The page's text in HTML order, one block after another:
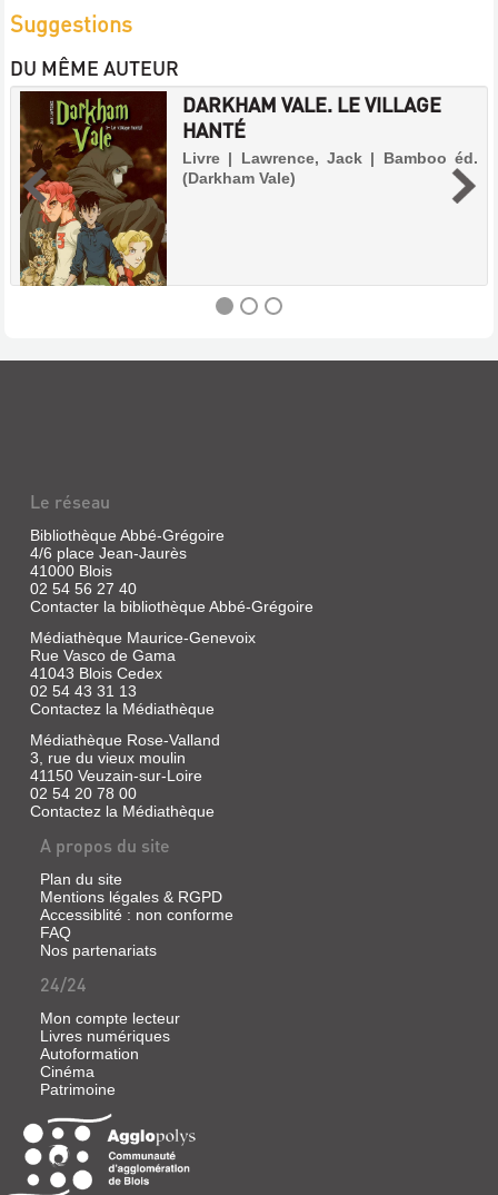
Suggestions
DU MÊME AUTEUR
DARKHAM VALE. LE VILLAGE
HANTÉ
Livre | Lawrence, Jack | Bamboo éd.
(Darkham Vale)
Livre
Lawrence,
Jack
Bamboo
éd.
(Darkham
Vale)
130
EXERCICES
POUR
RÉUSSIR
SON
PREMIER
FILM
Livre
Grove,
Elliott
Eyrolles,
2010
Réalisez
votre
premier
film
grâce
à
130
Le réseau
Bibliothèque Abbé-Grégoire
4/6 place Jean-Jaurès
41000 Blois
02 54 56 27 40
Contacter la bibliothèque Abbé-Grégoire
Médiathèque Maurice-Genevoix
Rue Vasco de Gama
41043 Blois Cedex
02 54 43 31 13
Contactez la Médiathèque
Médiathèque Rose-Valland
3, rue du vieux moulin
41150 Veuzain-sur-Loire
02 54 20 78 00
Contactez la Médiathèque
A propos du site
Plan du site
Mentions légales & RGPD
Accessiblité : non conforme
FAQ
Nos partenariats
24/24
Mon compte lecteur
Livres numériques
Autoformation
Cinéma
Patrimoine